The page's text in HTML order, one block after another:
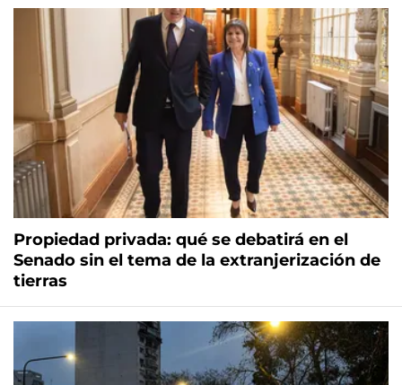
Propiedad privada: qué se debatirá en el
Senado sin el tema de la extranjerización de
tierras